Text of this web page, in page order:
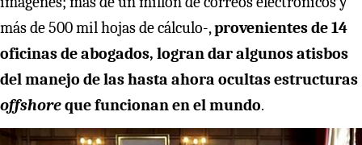
más de 500 mil hojas de cálculo-,provenientes de 14
oficinas de abogados, logran dar algunos atisbos
del manejo de las hasta ahora ocultas estructuras
offshoreque funcionan en el mundo.